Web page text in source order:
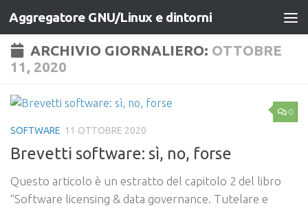
Salta al contenuto
Aggregatore GNU/Linux e dintorni
ARCHIVIO GIORNALIERO: OTTOBRE
11, 2020
0
SOFTWARE 11 OTTOBRE 2020
Brevetti software: sì, no, forse
Questo articolo è un estratto del capitolo 2 del libro
“Software licensing & data governance. Tutelare e